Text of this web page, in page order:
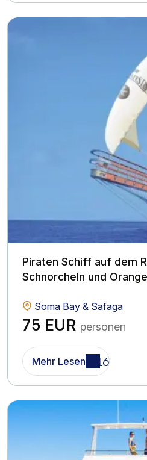
Piraten Schiff auf dem
Schnorcheln und
Soma Bay & Safaga
75 EUR personen
Mehr Lesen